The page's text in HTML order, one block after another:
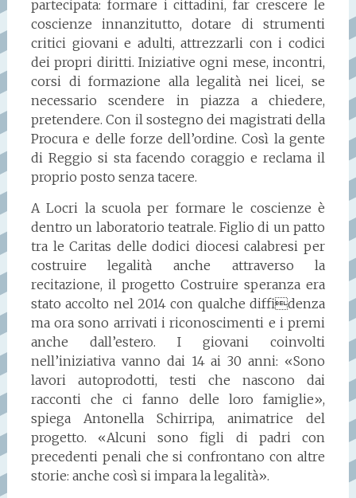
partecipata: formare i cittadini, far crescere le
coscienze innanzitutto, dotare di strumenti
critici giovani e adulti, attrezzarli con i codici
dei propri diritti. Iniziative ogni mese, incontri,
corsi di formazione alla legalità nei licei, se
necessario scendere in piazza a chiedere,
pretendere. Con il sostegno dei magistrati della
Procura e delle forze dell’ordine. Così la gente
di Reggio si sta facendo coraggio e reclama il
proprio posto senza tacere.
A Locri la scuola per formare le coscienze è
dentro un laboratorio teatrale. Figlio di un patto
tra le Caritas delle dodici diocesi calabresi per
costruire legalità anche attraverso la
recitazione, il progetto Costruire speranza era
stato accolto nel 2014 con qualche diffidenza
ma ora sono arrivati i riconoscimenti e i premi
anche dall’estero. I giovani coinvolti
nell’iniziativa vanno dai 14 ai 30 anni: «Sono
lavori autoprodotti, testi che nascono dai
racconti che ci fanno delle loro famiglie»,
spiega Antonella Schirripa, animatrice del
progetto. «Alcuni sono figli di padri con
precedenti penali che si confrontano con altre
storie: anche così si impara la legalità».